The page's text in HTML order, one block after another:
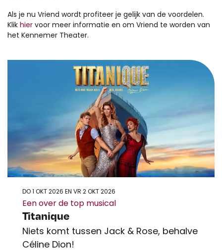
Als je nu Vriend wordt profiteer je gelijk van de voordelen.
Klik hier voor meer informatie en om Vriend te worden van
het Kennemer Theater.
Titanique
Niets komt tussen Jack & Rose, behalve
Céline Dion!
Een over de top musical
DO 1 OKT 2026 EN VR 2 OKT 2026